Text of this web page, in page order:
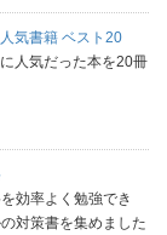
気書籍 ベスト20
人気だった本を20冊
効率よく勉強でき
対策書を集めました